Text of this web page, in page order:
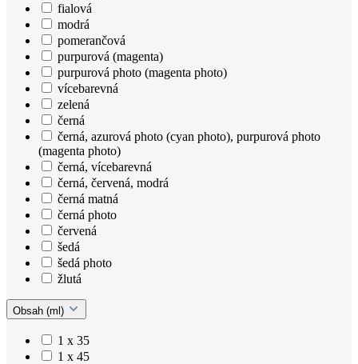
fialová
modrá
pomerančová
purpurová (magenta)
purpurová photo (magenta photo)
vícebarevná
zelená
černá
černá, azurová photo (cyan photo), purpurová photo
(magenta photo)
černá, vícebarevná
černá, červená, modrá
černá matná
černá photo
červená
šedá
šedá photo
žlutá
Obsah (ml)
1 x 35
1 x 45